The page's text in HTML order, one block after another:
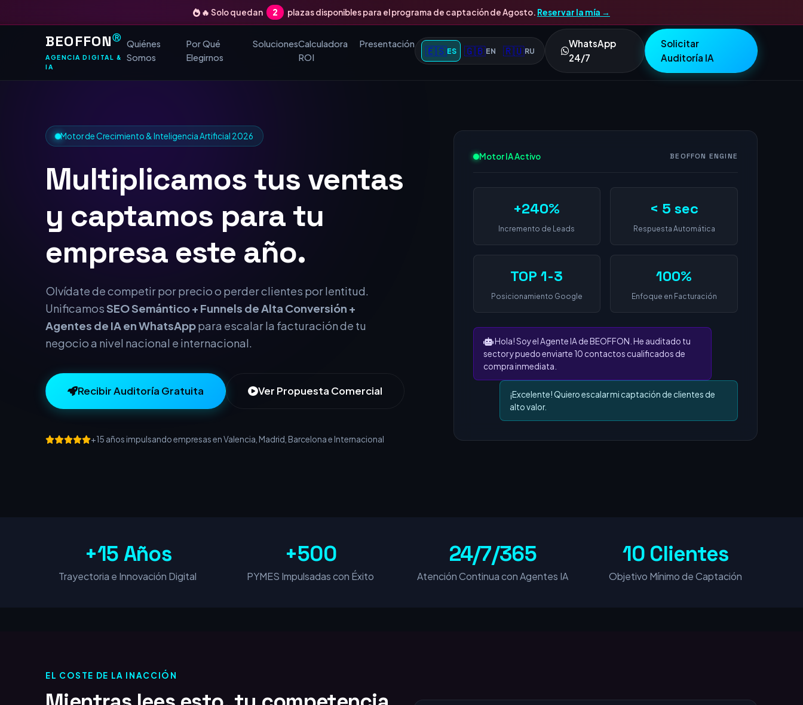
🔥 Solo quedan 2 plazas disponibles para el programa de captación de Agosto. Reservar la mía →
BEOFFONⓇ
AGENCIA DIGITAL &
IA
Quiénes
Somos
Por Qué
Elegirnos
SolucionesCalculadora
ROI
Presentación
🇪🇸ES 🇬🇧EN 🇷🇺RU
WhatsApp
24/7
Solicitar
Auditoría IA
Motor de Crecimiento & Inteligencia Artificial 2026
Multiplicamos tus ventas
y captamos TOP 1 en
Googlepara tu empresa
este año.
Olvídate de competir por precio o perder clientes por lentitud.
UnificamosSEO Semántico + Funnels de Alta Conversión +
negocio a nivel nacional e internacional.
+240%
Incremento de Leads
< 5 sec
Respuesta Automática
TOP 1-3
Posicionamiento Google
100%
Enfoque en Facturación
Hola! Soy el Agente IA de BEOFFON. He auditado tu
sector y puedo enviarte 10 contactos cualificados de
compra inmediata.
¡Excelente! Quiero escalar mi captación de clientes de
+500 24/7/365 10 Clientes